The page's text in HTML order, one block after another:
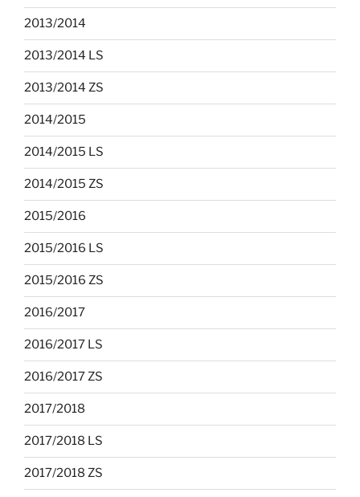
2013/2014
2013/2014 LS
2013/2014 ZS
2014/2015
2014/2015 LS
2014/2015 ZS
2015/2016
2015/2016 LS
2015/2016 ZS
2016/2017
2016/2017 LS
2016/2017 ZS
2017/2018
2017/2018 LS
2017/2018 ZS